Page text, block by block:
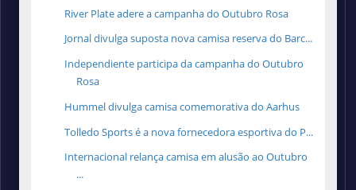
River Plate adere a campanha do Outubro Rosa
Jornal divulga suposta nova camisa reserva do Barc...
Independiente participa da campanha do Outubro
Rosa
Hummel divulga camisa comemorativa do Aarhus
Tolledo Sports é a nova fornecedora esportiva do P...
Internacional relança camisa em alusão ao Outubro
...